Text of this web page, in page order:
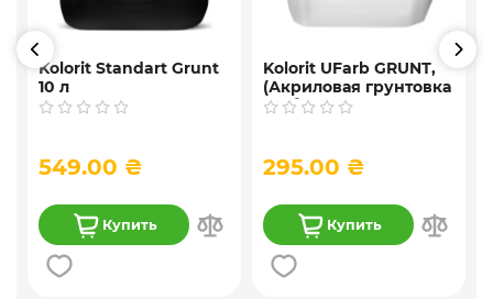
Kolorit Standart Grunt
10 л
549.00 ₴
Купить
Kolorit UFarb GRUNТ,
(Акриловая грунтовка
глубокого
295.00 ₴
Купить